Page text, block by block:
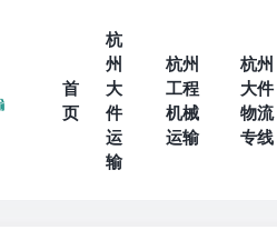
首
页
杭
州
大
件
运
输
杭州
工程
机械
运输
杭州
大件
物流
专线